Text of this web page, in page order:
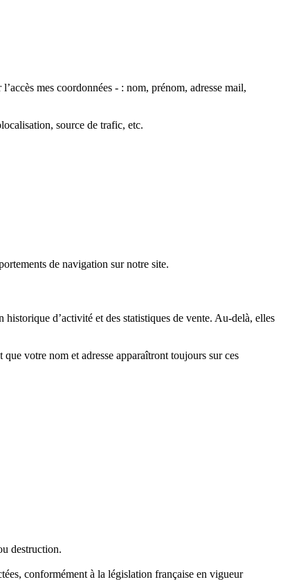
mes coordonnées - : nom, prénom, adresse mail,
source de trafic, etc.
de navigation sur notre site.
d’activité et des statistiques de vente. Au-delà, elles
votre nom et adresse apparaîtront toujours sur ces
destruction.
conformément à la législation française en vigueur